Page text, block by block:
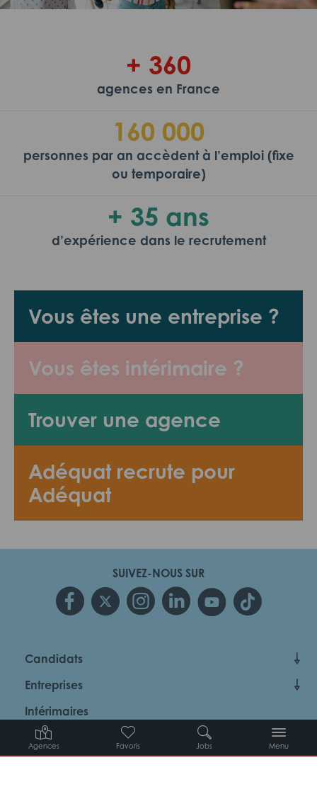
Agences Favoris Jobs Menu
Vous êtes une entreprise ?
Vous êtes intérimaire ?
Trouver une agence
Adéquat recrute pour
Adéquat
+ 360
agences en France
160 000
personnes par an accèdent à l’emploi (fixe
ou temporaire)
+ 35 ans
d’expérience dans le recrutement
SUIVEZ-NOUS SUR
Candidats
Entreprises
Intérimaires
À propos d’Adéquat